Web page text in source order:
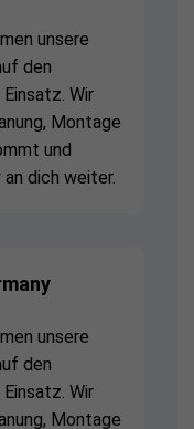
unsere
den
Wir
Montage
und
dich weiter.
unsere
den
Wir
Montage